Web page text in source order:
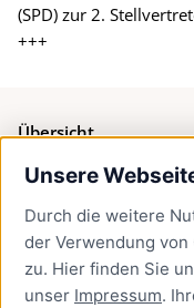
Unsere
Durch die weitere
der Verwendung
zu. Hier finden Sie
unser Impressum.
(SPD) zur 2.
+++
Übersicht
Bürgerservice
Presse
Newsletter Lübeck:kompakt
Kontakt